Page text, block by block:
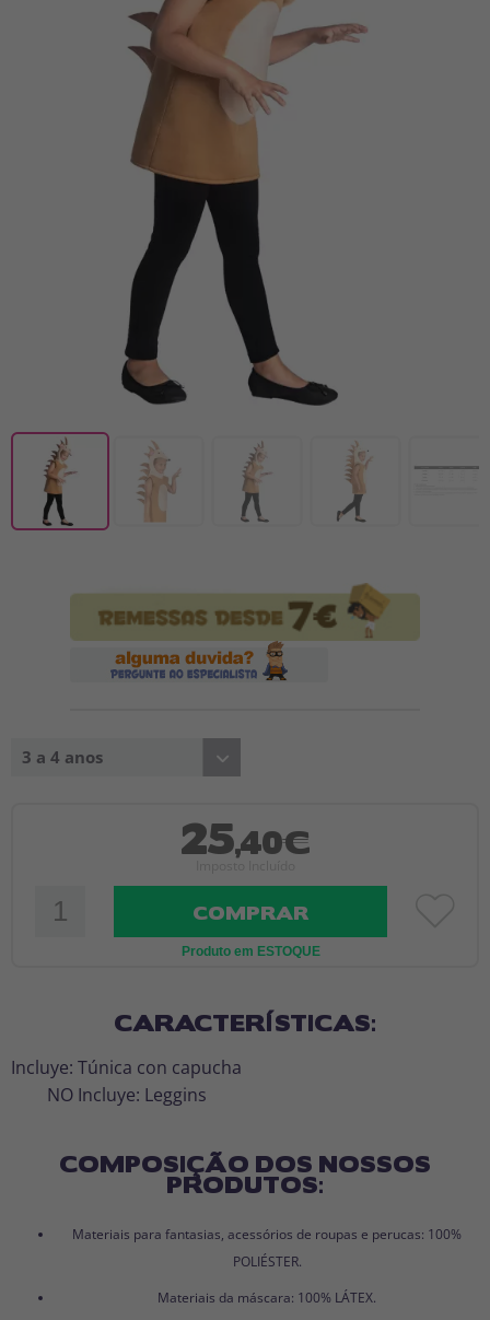
3 a 4 anos
25,40€
COMPRAR
Produto em ESTOQUE
CARACTERÍSTICAS:
Incluye: Túnica con capucha
NO Incluye: Leggins
COMPOSIÇÃO DOS NOSSOS
PRODUTOS:
Materiais para fantasias, acessórios de roupas e perucas: 100%
POLIÉSTER.
Materiais da máscara: 100% LÁTEX.